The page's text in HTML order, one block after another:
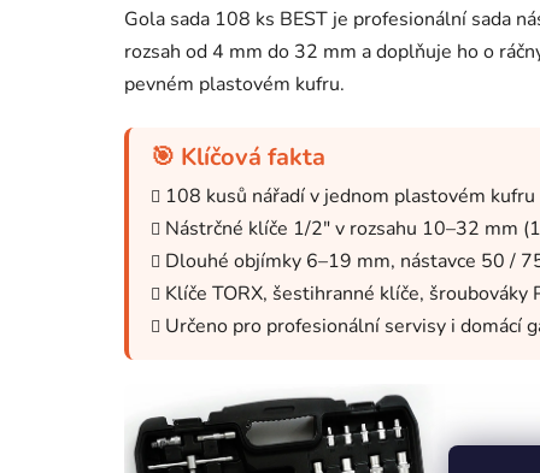
Gola sada 108 ks BEST je profesionální sada
rozsah od 4 mm do 32 mm a doplňuje ho o
pevném plastovém kufru.
🎯 Klíčová fakta
108 kusů nářadí v jednom plastovém kufru
Nástrčné klíče 1/2" v rozsahu 10–32 mm
Dlouhé objímky 6–19 mm, nástavce 50 /
Klíče TORX, šestihranné klíče, šroubováky
Určeno pro profesionální servisy i domácí